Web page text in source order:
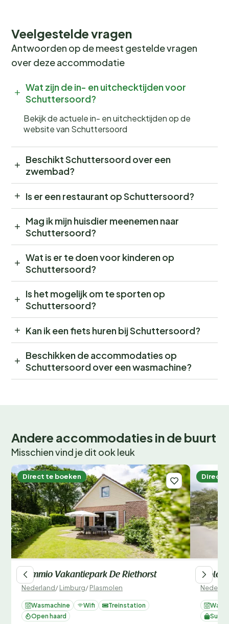
populaire periodes zijn snel volgeboekt.
Veelgestelde vragen
Antwoorden op de meest gestelde vragen
over deze accommodatie
Wat zijn de in- en uitchecktijden voor
Schuttersoord?
Bekijk de actuele in- en uitchecktijden op de
website van Schuttersoord
Beschikt Schuttersoord over een
zwembad?
Is er een restaurant op Schuttersoord?
Mag ik mijn huisdier meenemen naar
Schuttersoord?
Wat is er te doen voor kinderen op
Schuttersoord?
Is het mogelijk om te sporten op
Schuttersoord?
Kan ik een fiets huren bij Schuttersoord?
Beschikken de accommodaties op
Schuttersoord over een wasmachine?
Andere accommodaties in de buurt
Misschien vind je dit ook leuk
Direct te boeken
Summio Vakantiepark De Riethorst
Nederland/Limburg/Plasmolen
Wasmachine Wifi
Treinstation
Open haard
Direct